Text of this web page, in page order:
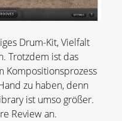
Drum-Kit, Vielfalt
Trotzdem ist das
Kompositionsprozess
zu haben, denn
ist umso größer.
Review an.